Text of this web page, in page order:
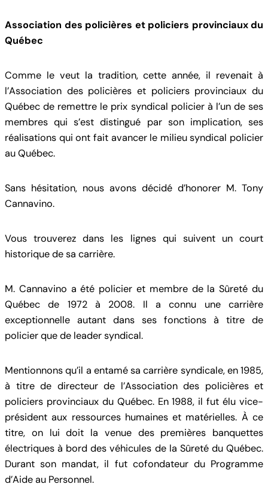
Association des policières et policiers provinciaux du
Québec
Comme le veut la tradition, cette année, il revenait à
l’Association des policières et policiers provinciaux du
Québec de remettre le prix syndical policier à l’un de ses
membres qui s’est distingué par son implication, ses
réalisations qui ont fait avancer le milieu syndical policier
au Québec.
Sans hésitation, nous avons décidé d’honorer M. Tony
Cannavino.
Vous trouverez dans les lignes qui suivent un court
historique de sa carrière.
M. Cannavino a été policier et membre de la Sûreté du
Québec de 1972 à 2008. Il a connu une carrière
exceptionnelle autant dans ses fonctions à titre de
policier que de leader syndical.
Mentionnons qu’il a entamé sa carrière syndicale, en 1985,
à titre de directeur de l’Association des policières et
policiers provinciaux du Québec. En 1988, il fut élu vice-
président aux ressources humaines et matérielles. À ce
titre, on lui doit la venue des premières banquettes
électriques à bord des véhicules de la Sûreté du Québec.
Durant son mandat, il fut cofondateur du Programme
d’Aide au Personnel.